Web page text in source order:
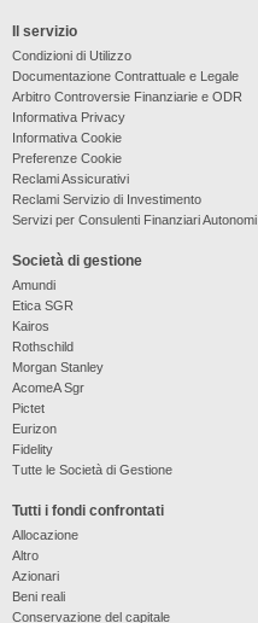
Il servizio
Condizioni di Utilizzo
Documentazione Contrattuale e Legale
Arbitro Controversie Finanziarie e ODR
Informativa Privacy
Informativa Cookie
Preferenze Cookie
Reclami Assicurativi
Reclami Servizio di Investimento
Servizi per Consulenti Finanziari Autonomi
Società di gestione
Amundi
Etica SGR
Kairos
Rothschild
Morgan Stanley
AcomeA Sgr
Pictet
Eurizon
Fidelity
Tutte le Società di Gestione
Tutti i fondi confrontati
Allocazione
Altro
Azionari
Beni reali
Conservazione del capitale